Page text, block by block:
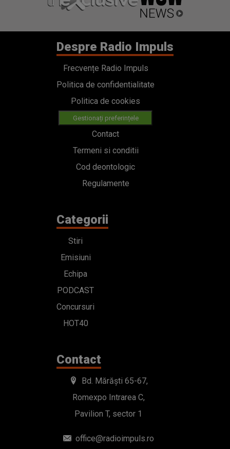
Despre Radio Impuls
Frecvențe Radio Impuls
Politica de confidentialitate
Politica de cookies
Gestionați preferințele
Contact
Termeni si conditii
Cod deontologic
Regulamente
Categorii
Stiri
Emisiuni
Echipa
PODCAST
Concursuri
HOT40
Contact
Bd. Mărăști 65-67,
Romexpo Intrarea C,
Pavilion T, sector 1
office@radioimpuls.ro